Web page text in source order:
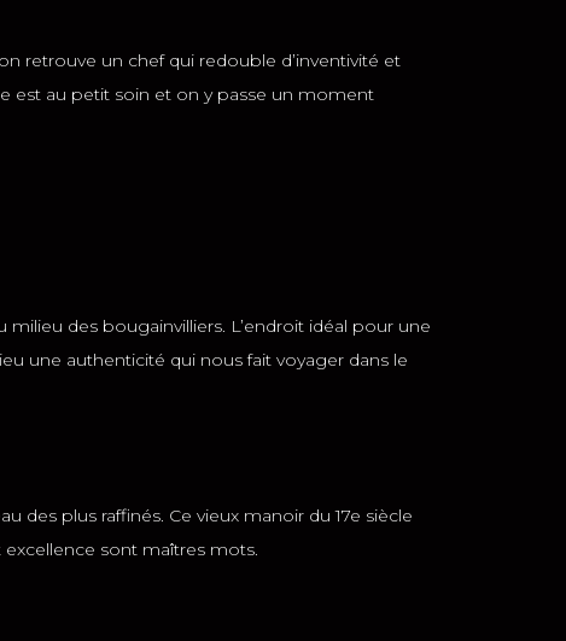
retrouve un chef qui redouble d’inventivité et
est au petit soin et on y passe un moment
des bougainvilliers. L’endroit idéal pour une
une authenticité qui nous fait voyager dans le
des plus raffinés. Ce vieux manoir du 17e siècle
sont maîtres mots.